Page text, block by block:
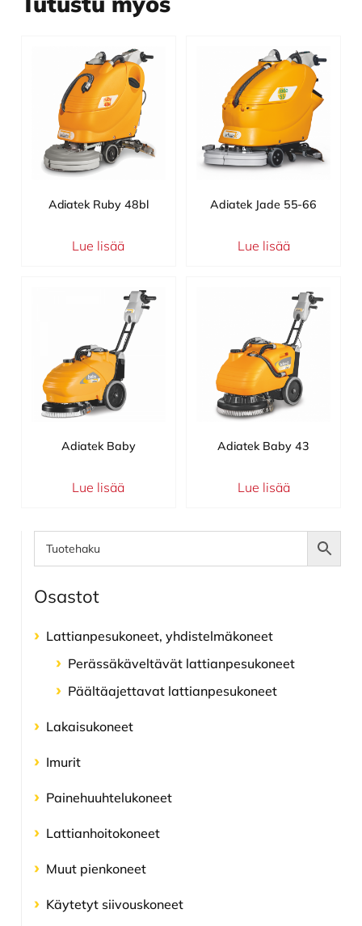
Adiatek Ruby 48bl
Lue lisää
Adiatek Jade 55-66
Lue lisää
Adiatek Baby
Lue lisää
Adiatek Baby 43
Lue lisää
Ensisijainen
sivupalkki
Osastot
Lattianpesu­koneet, yhdistelmä­koneet
Perässäkäveltävät lattianpesukoneet
Päältäajettavat lattianpesukoneet
Lakaisukoneet
Imurit
Painehuuhtelu­koneet
Lattianhoito­koneet
Muut pienkoneet
Käytetyt siivouskoneet